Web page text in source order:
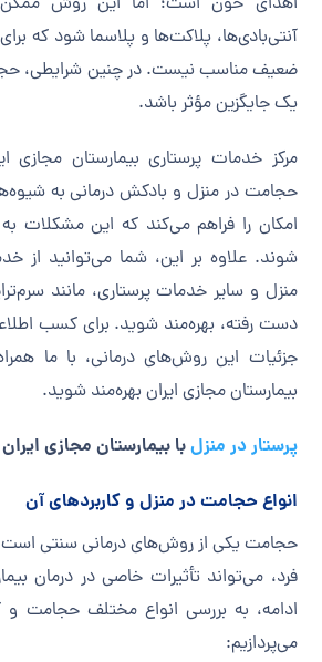
آنتی‌بادی‌ها، پلاکت‌ها و پلاسما شود که
ضعیف مناسب نیست. در چنین شرایطی،
یک جایگزین مؤثر باشد.
مرکز خدمات پرستاری بیمارستان مجازی
حجامت در منزل و بادکش درمانی به
امکان را فراهم می‌کند که این مشکلات
شوند. علاوه بر این، شما می‌توانید از
منزل و سایر خدمات پرستاری، مانند
دست رفته، بهره‌مند شوید. برای کسب
جزئیات این روش‌های درمانی، با ما
بیمارستان مجازی ایران بهره‌مند شوید.
پرستار در منزلبا بیمارستان مجازی ایران
انواع حجامت در منزل و کاربردهای آن
حجامت یکی از روش‌های درمانی سنتی است
فرد، می‌تواند تأثیرات خاصی در درمان
ادامه، به بررسی انواع مختلف حجامت و
می‌پردازیم: